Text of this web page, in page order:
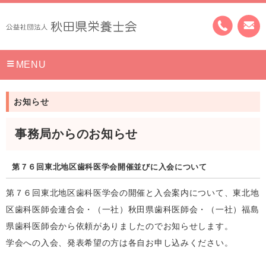
MENU
お知らせ
事務局からのお知らせ
第７６回東北地区歯科医学会開催並びに入会について
第７６回東北地区歯科医学会の開催と入会案内について、東北地
区歯科医師会連合会・（一社）秋田県歯科医師会・（一社）福島
県歯科医師会から依頼がありましたのでお知らせします。
学会への入会、発表希望の方は各自お申し込みください。